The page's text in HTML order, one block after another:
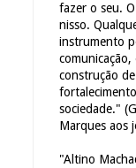
fazer o seu.
nisso.
instrumento
construção
sociedade."
Marques aos
"Altino